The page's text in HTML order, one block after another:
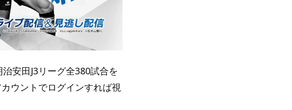
安田J3リーグ全380試合を
ウントでログインすれば視